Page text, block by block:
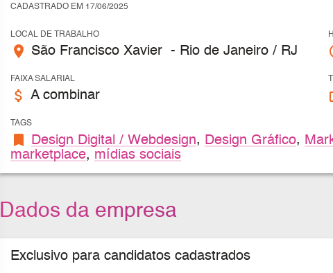
CADASTRADO EM 17/06/2025
LOCAL DE TRABALHO
place São Francisco Xavier - Rio de Janeiro / RJ
FAIXA SALARIAL
attach_money A combinar
TAGS
bookmark Design Digital / Webdesign, Design Gráfico,
marketplace, mídias sociais
Dados da empresa
Exclusivo para candidatos cadastrados